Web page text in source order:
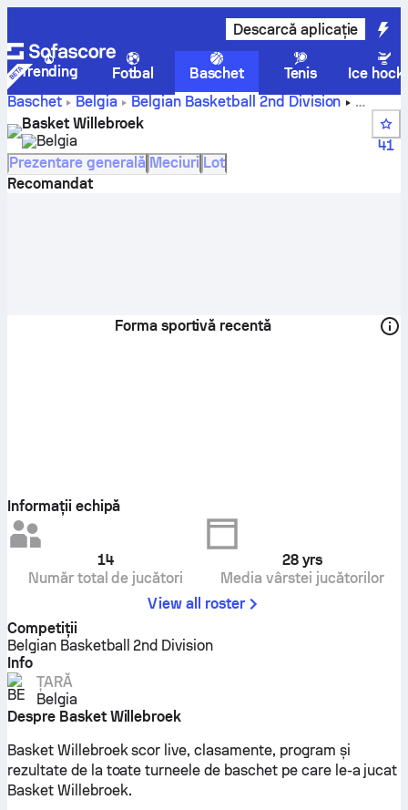
Descarcă aplicație
Trending Fotbal Baschet Tenis
Ice
Baschet
Belgia
Belgian Basketball 2nd Division
Basket Willebroek scoruri, clasamente, program și jucători
Basket Willebroek
Belgia
41
Prezentare generală Meciuri Lot
Recomandat
Forma sportivă recentă
Informații echipă
14
Număr total de jucători
28 yrs
Media vârstei jucătorilor
View all roster
Competiţii
Belgian Basketball 2nd Division
Info
ȚARĂ
Belgia
Despre Basket Willebroek
Basket Willebroek scor live, clasamente, program și
rezultate de la toate turneele de baschet pe care le-a jucat
Basket Willebroek.